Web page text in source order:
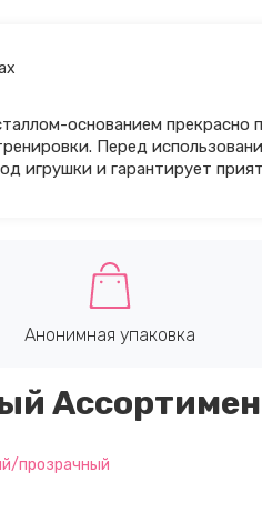
основанием
Перед
игрушки и гарантирует
Анонимная упаковка